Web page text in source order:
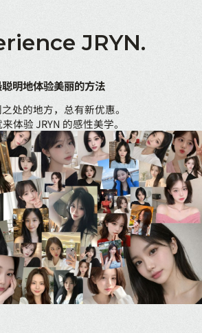
JRYN.
明地体验美丽的方法
处的地方，总有新优惠。
体验 JRYN 的感性美学。